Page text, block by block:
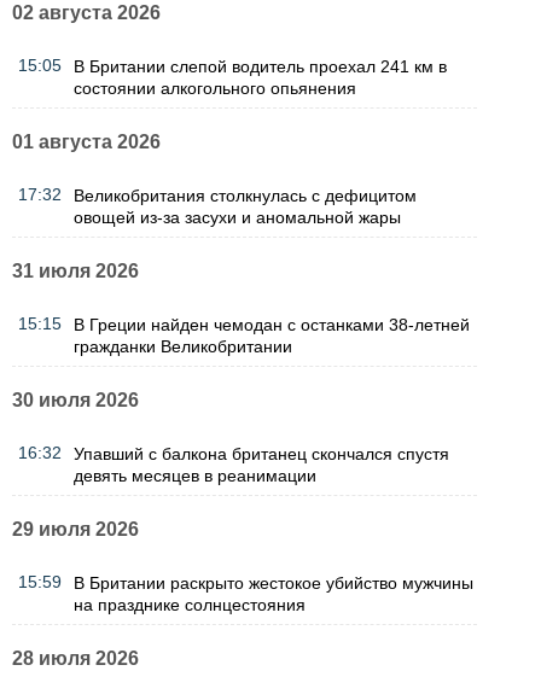
02 августа 2026
15:05
В Британии слепой водитель проехал 241 км в
состоянии алкогольного опьянения
01 августа 2026
17:32
Великобритания столкнулась с дефицитом
овощей из-за засухи и аномальной жары
31 июля 2026
15:15
В Греции найден чемодан с останками 38-летней
гражданки Великобритании
30 июля 2026
16:32
Упавший с балкона британец скончался спустя
девять месяцев в реанимации
29 июля 2026
15:59
В Британии раскрыто жестокое убийство мужчины
на празднике солнцестояния
28 июля 2026